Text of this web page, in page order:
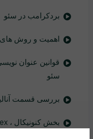
بردکرامب در سئو
اهمیت و روش
قوانین عنوان
سئو
بررسی قسمت